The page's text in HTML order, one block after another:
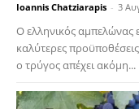
Ioannis Chatziarapis - 3
Ο ελληνικός αμπελώνας
καλύτερες
ο τρύγος απέχει ακόμη...